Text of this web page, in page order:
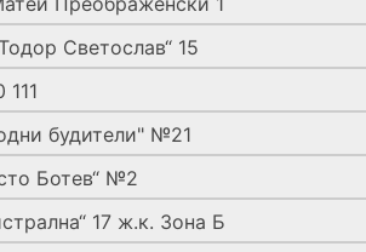
Светослав“ 15
111
будители" №21
Ботев“ №2
17 ж.к. Зона Б